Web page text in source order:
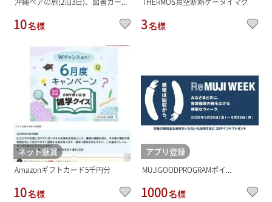
10名様 3名様
ネット懸賞
Amazonギフトカード5千円分
10名様
アプリ登録
MUJIGOODPROGRAMポイ...
1000名様